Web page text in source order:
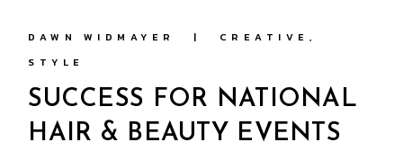
DAWN WIDMAYER
CREATIVE
STYLE
SUCCESS FOR NATIONAL
HAIR & BEAUTY EVENTS